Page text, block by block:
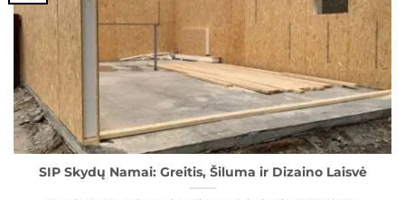
SIP Skydų Namai: Greitis, Šiluma ir Dizaino Laisvė